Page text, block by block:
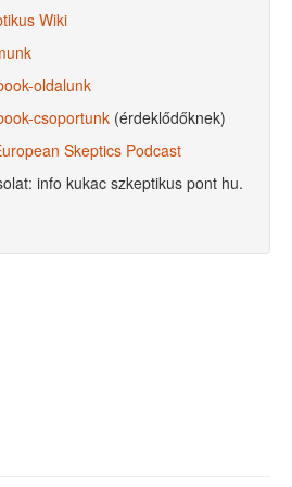
Wiki
oldalunk
csoportunk (érdeklődőknek)
Skeptics Podcast
info kukac szkeptikus pont hu.